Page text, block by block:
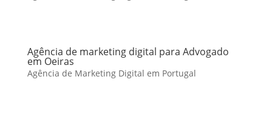
Agência de marketing digital para Advogado
em Oeiras
Agência de Marketing Digital em Portugal